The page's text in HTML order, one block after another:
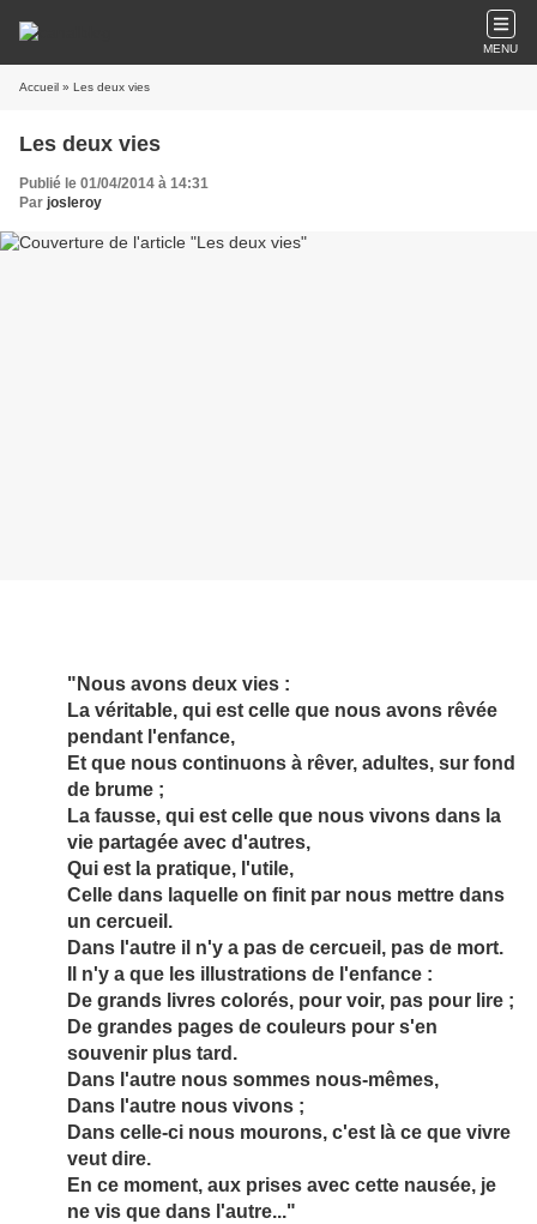
MENU
Accueil » Les deux vies
Les deux vies
Publié le 01/04/2014 à 14:31
Par josleroy
"Nous avons deux vies :
La véritable, qui est celle que nous avons rêvée
pendant l'enfance,
Et que nous continuons à rêver, adultes, sur fond
de brume ;
La fausse, qui est celle que nous vivons dans la
vie partagée avec d'autres,
Qui est la pratique, l'utile,
Celle dans laquelle on finit par nous mettre dans
un cercueil.
Dans l'autre il n'y a pas de cercueil, pas de mort.
Il n'y a que les illustrations de l'enfance :
De grands livres colorés, pour voir, pas pour lire ;
De grandes pages de couleurs pour s'en
souvenir plus tard.
Dans l'autre nous sommes nous-mêmes,
Dans l'autre nous vivons ;
Dans celle-ci nous mourons, c'est là ce que vivre
veut dire.
En ce moment, aux prises avec cette nausée, je
ne vis que dans l'autre..."